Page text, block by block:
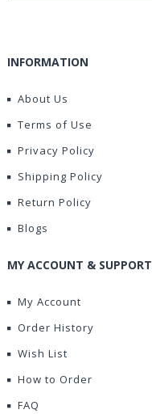
INFORMATION
About Us
Terms of Use
Privacy Policy
Shipping Policy
Return Policy
Blogs
MY ACCOUNT & SUPPORT
My Account
Order History
Wish List
How to Order
FAQ